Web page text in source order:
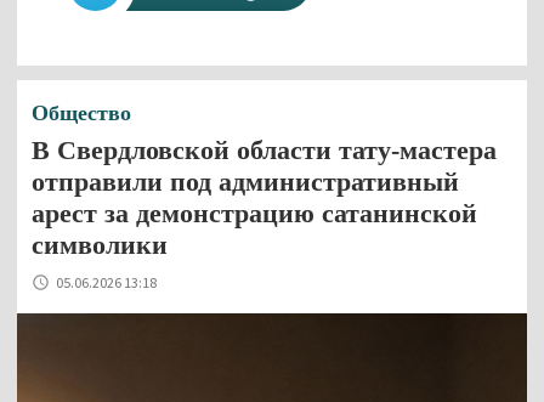
Общество
В Свердловской области тату-мастера
отправили под административный
арест за демонстрацию сатанинской
символики
05.06.2026 13:18